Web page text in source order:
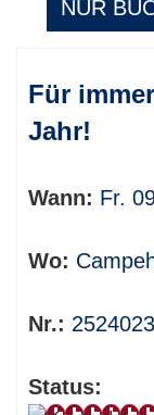
NUR
können
Für
Jahr!
Wann: Fr.
Wo:
Nr.:
Status: